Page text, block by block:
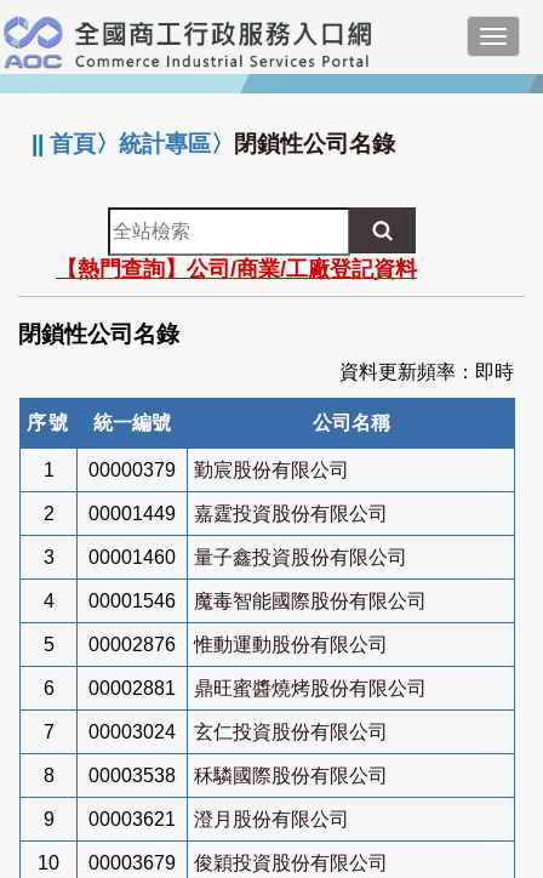
跳
到
主
要
:::
||首頁〉統計專區〉 閉鎖性公司名錄
全
站
檢
索
【熱門查詢】公司/商業/工廠登記資料
閉鎖性公司名錄
資料更新頻率：即時
序號 統一編號 公司名稱
1 00000379 勤宸股份有限公司
2 00001449 嘉霆投資股份有限公司
3 00001460 量子鑫投資股份有限公司
4 00001546 魔毒智能國際股份有限公司
5 00002876 惟動運動股份有限公司
6 00002881 鼎旺蜜醬燒烤股份有限公司
7 00003024 玄仁投資股份有限公司
8 00003538 秝驎國際股份有限公司
9 00003621 澄月股份有限公司
10 00003679 俊穎投資股份有限公司